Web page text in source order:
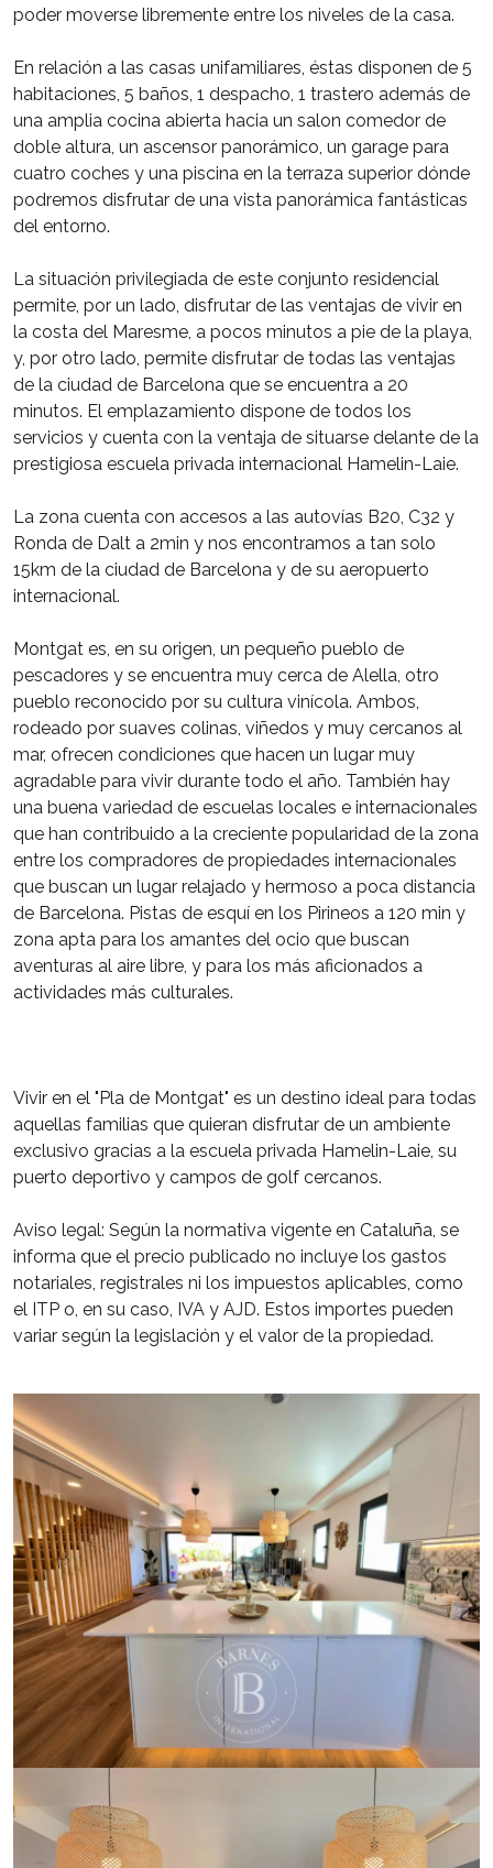
poder moverse libremente entre los niveles de la casa.
En relación a las casas unifamiliares, éstas disponen de 5
habitaciones, 5 baños, 1 despacho, 1 trastero además de
una amplia cocina abierta hacia un salon comedor de
doble altura, un ascensor panorámico, un garage para
cuatro coches y una piscina en la terraza superior dónde
podremos disfrutar de una vista panorámica fantásticas
del entorno.
La situación privilegiada de este conjunto residencial
permite, por un lado, disfrutar de las ventajas de vivir en
la costa del Maresme, a pocos minutos a pie de la playa,
y, por otro lado, permite disfrutar de todas las ventajas
de la ciudad de Barcelona que se encuentra a 20
minutos. El emplazamiento dispone de todos los
servicios y cuenta con la ventaja de situarse delante de la
prestigiosa escuela privada internacional Hamelin-Laie.
La zona cuenta con accesos a las autovías B20, C32 y
Ronda de Dalt a 2min y nos encontramos a tan solo
15km de la ciudad de Barcelona y de su aeropuerto
internacional.
Montgat es, en su origen, un pequeño pueblo de
pescadores y se encuentra muy cerca de Alella, otro
pueblo reconocido por su cultura vinícola. Ambos,
rodeado por suaves colinas, viñedos y muy cercanos al
mar, ofrecen condiciones que hacen un lugar muy
agradable para vivir durante todo el año. También hay
una buena variedad de escuelas locales e internacionales
que han contribuido a la creciente popularidad de la zona
entre los compradores de propiedades internacionales
que buscan un lugar relajado y hermoso a poca distancia
de Barcelona. Pistas de esquí en los Pirineos a 120 min y
zona apta para los amantes del ocio que buscan
aventuras al aire libre, y para los más aficionados a
actividades más culturales.
Vivir en el "Pla de Montgat" es un destino ideal para todas
aquellas familias que quieran disfrutar de un ambiente
exclusivo gracias a la escuela privada Hamelin-Laie, su
puerto deportivo y campos de golf cercanos.
Aviso legal: Según la normativa vigente en Cataluña, se
informa que el precio publicado no incluye los gastos
notariales, registrales ni los impuestos aplicables, como
el ITP o, en su caso, IVA y AJD. Estos importes pueden
variar según la legislación y el valor de la propiedad.